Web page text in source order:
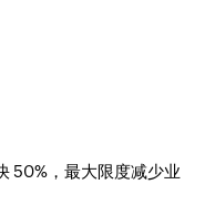
50%，最大限度减少业